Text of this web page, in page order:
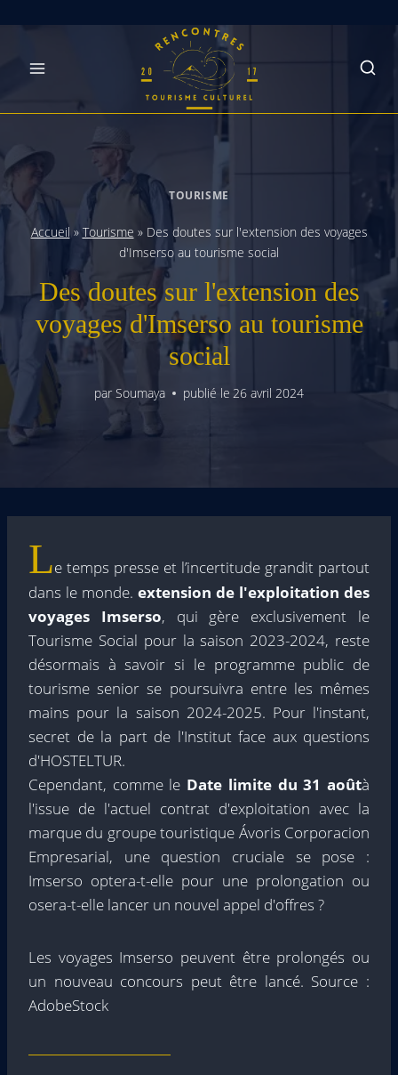
TOURISME
Accueil» Tourisme » Des doutes sur l'extension des voyages
d'Imserso au tourisme social
Des doutes sur l'extension des
voyages d'Imserso au tourisme
social
parSoumaya publié le 26 avril 2024
Le temps presse et l’incertitude grandit partout
dans le monde. extension de l'exploitation des
voyages Imserso, qui gère exclusivement le
Tourisme Social pour la saison 2023-2024, reste
désormais à savoir si le programme public de
tourisme senior se poursuivra entre les mêmes
mains pour la saison 2024-2025. Pour l'instant,
secret de la part de l'Institut face aux questions
d'HOSTELTUR.
Cependant, comme le Date limite du 31 aoûtà
l'issue de l'actuel contrat d'exploitation avec la
marque du groupe touristique Ávoris Corporacion
Empresarial, une question cruciale se pose :
Imserso optera-t-elle pour une prolongation ou
osera-t-elle lancer un nouvel appel d'offres ?
Les voyages Imserso peuvent être prolongés ou
un nouveau concours peut être lancé. Source :
AdobeStock